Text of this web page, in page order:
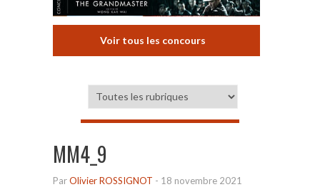
Voir tous les concours
MM4_9
ParOlivier ROSSIGNOT - 18 novembre 2021